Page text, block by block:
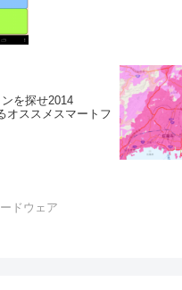
ンを探せ2014
オススメスマートフ
ドウェア